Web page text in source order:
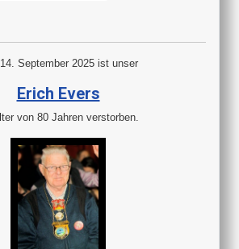
September 2025 ist unser
Erich Evers
von 80 Jahren verstorben.